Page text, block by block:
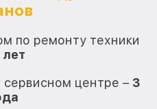
по ремонту техники
лет
центре – 3